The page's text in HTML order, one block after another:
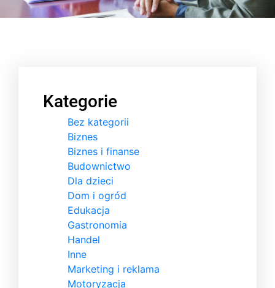
Kategorie
Bez kategorii
Biznes
Biznes i finanse
Budownictwo
Dla dzieci
Dom i ogród
Edukacja
Gastronomia
Handel
Inne
Marketing i reklama
Motoryzacja